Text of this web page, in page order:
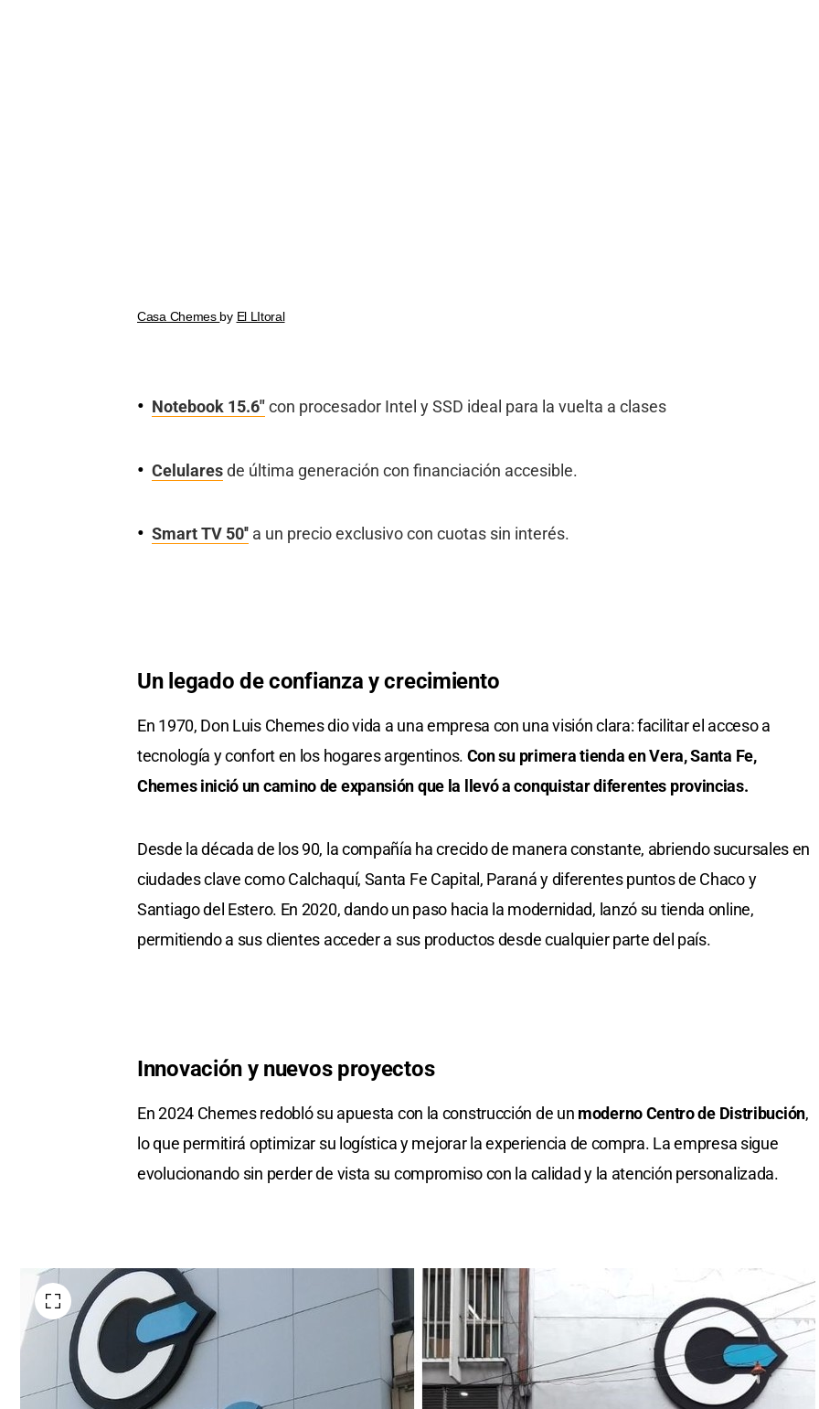
Casa Chemes by El LItoral
Notebook 15.6" con procesador Intel y SSD ideal para la vuelta a clases
Celulares de última generación con financiación accesible.
Smart TV 50'' a un precio exclusivo con cuotas sin interés.
Un legado de confianza y crecimiento
En 1970, Don Luis Chemes dio vida a una empresa con una visión clara: facilitar el acceso a
tecnología y confort en los hogares argentinos. Con su primera tienda en Vera, Santa Fe,
Chemes inició un camino de expansión que la llevó a conquistar diferentes provincias.
Desde la década de los 90, la compañía ha crecido de manera constante, abriendo sucursales en
ciudades clave como Calchaquí, Santa Fe Capital, Paraná y diferentes puntos de Chaco y
Santiago del Estero. En 2020, dando un paso hacia la modernidad, lanzó su tienda online,
permitiendo a sus clientes acceder a sus productos desde cualquier parte del país.
Innovación y nuevos proyectos
En 2024 Chemes redobló su apuesta con la construcción de un moderno Centro de Distribución,
lo que permitirá optimizar su logística y mejorar la experiencia de compra. La empresa sigue
evolucionando sin perder de vista su compromiso con la calidad y la atención personalizada.